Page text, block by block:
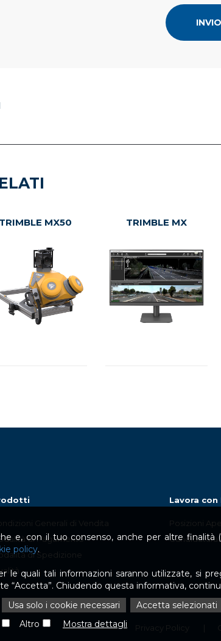
TRIMBLE MX50 TRIMBLE MX
Generali di Vendita
di Pagamento
di Spedizione
Lavora con
Posizioni
Candidatura
Privacy Policy
e, con il tuo consenso, anche per altre finalità
policy.
quali tali informazioni saranno utilizzate, si
“Accetta”. Chiudendo questa informativa,
Usa solo i cookie necessari
Accetta selezionati
Altro Mostra dettagli